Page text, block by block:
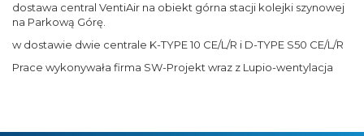
dostawa central VentiAir na obiekt górna stacji kolejki szynowej
na Parkową Górę.
w dostawie dwie centrale K-TYPE 10 CE/L/R i D-TYPE S50 CE/L/R
Prace wykonywała firma SW-Projekt wraz z Lupio-wentylacja